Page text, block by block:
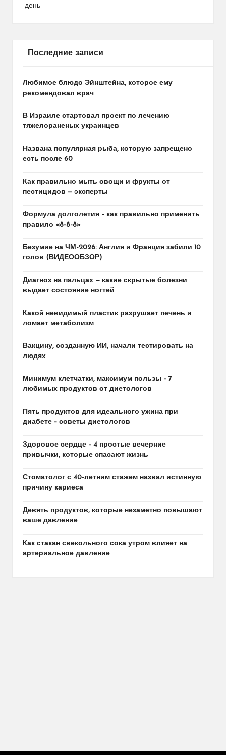
день
Последние записи
Любимое блюдо Эйнштейна, которое ему
рекомендовал врач
В Израиле стартовал проект по лечению
тяжелораненых украинцев
Названа популярная рыба, которую запрещено
есть после 60
Как правильно мыть овощи и фрукты от
пестицидов — эксперты
Формула долголетия – как правильно применить
правило «8-8-8»
Безумие на ЧМ-2026: Англия и Франция забили 10
голов (ВИДЕООБЗОР)
Диагноз на пальцах — какие скрытые болезни
выдает состояние ногтей
Какой невидимый пластик разрушает печень и
ломает метаболизм
Вакцину, созданную ИИ, начали тестировать на
людях
Минимум клетчатки, максимум пользы – 7
любимых продуктов от диетологов
Пять продуктов для идеального ужина при
диабете – советы диетологов
Здоровое сердце – 4 простые вечерние
привычки, которые спасают жизнь
Стоматолог с 40-летним стажем назвал истинную
причину кариеса
Девять продуктов, которые незаметно повышают
ваше давление
Как стакан свекольного сока утром влияет на
артериальное давление